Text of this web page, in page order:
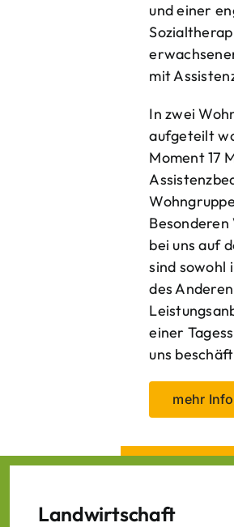
und einer
mit
In zwei
aufgeteilt
Moment 17
bei uns auf
sind sowohl
des Anderen
einer
uns
mehr
Landwirtschaft